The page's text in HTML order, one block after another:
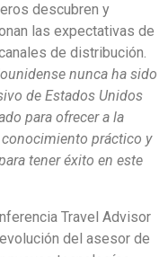
descubren y
las expectativas de
de distribución.
nunca ha sido
de Estados Unidos
para ofrecer a la
práctico y
tener éxito en este
Travel Advisor
del asesor de